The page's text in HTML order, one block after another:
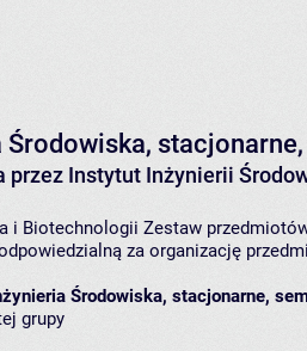
Środowiska,
przez Instytut Inżynierii
i Biotechnologii Zestaw
za organizację
Środowiska, stacjonarne,
grupy